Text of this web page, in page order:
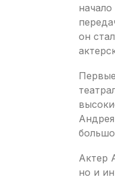
он
Актер
но и